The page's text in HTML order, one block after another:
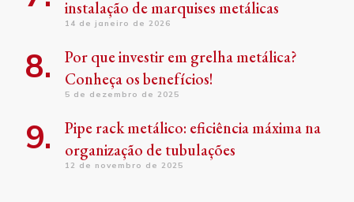
instalação de marquises metálicas
14 de janeiro de 2026
Por que investir em grelha metálica?
Conheça os benefícios!
5 de dezembro de 2025
Pipe rack metálico: eficiência máxima na
organização de tubulações
12 de novembro de 2025